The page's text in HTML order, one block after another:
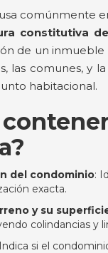
comúnmente
constitutiva
de un
las comunes, y
habitacional.
del condominio:
exacta.
y su
colindancias y
si el